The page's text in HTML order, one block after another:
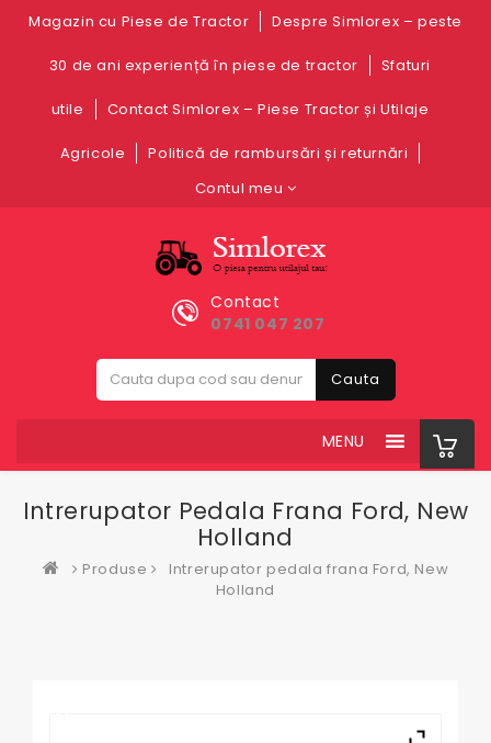
Magazin cu Piese de Tractor Despre Simlorex – peste
30 de ani experiență în piese de tractor Sfaturi
utile Contact Simlorex – Piese Tractor și Utilaje
Agricole
Politică de rambursări și returnări
Contul meu
Contact
0741 047 207
Cauta
MENU
Intrerupator Pedala Frana Ford, New
Holland
Produse
Intrerupator pedala frana Ford, New
Holland